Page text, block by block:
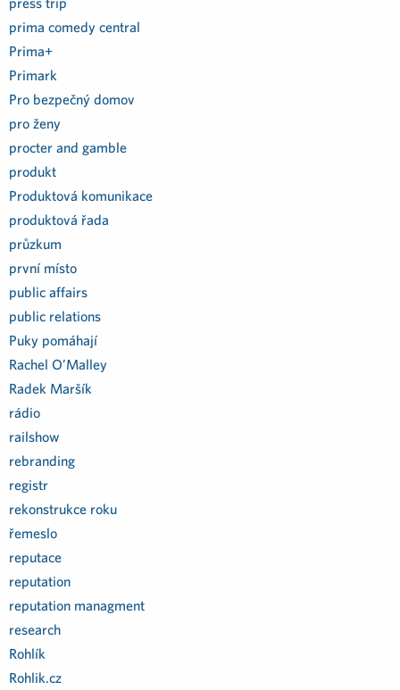
prima comedy central
Prima+
Primark
Pro bezpečný domov
pro ženy
procter and gamble
produkt
Produktová komunikace
produktová řada
průzkum
první místo
public affairs
public relations
Puky pomáhají
Rachel O’Malley
Radek Maršík
rádio
railshow
rebranding
registr
rekonstrukce roku
řemeslo
reputace
reputation
reputation managment
research
Rohlík
Rohlik.cz